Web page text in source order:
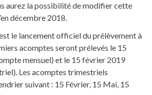
aurez la possibilité de modifier cette
décembre 2018.
le lancement officiel du prélèvement à
acomptes seront prélevés le 15
mensuel) et le 15 février 2019
Les acomptes trimestriels
suivant : 15 Février, 15 Mai, 15